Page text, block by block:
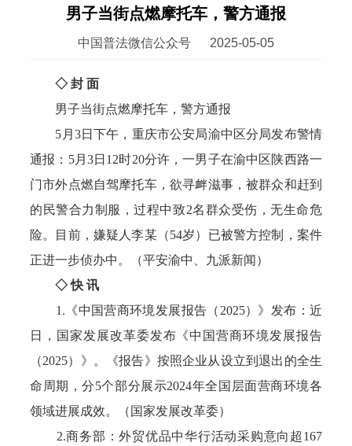
男子当街点燃摩托车，警方通报
中国普法微信公众号 2025-05-05
◇ 封 面
男子当街点燃摩托车，警方通报
5月3日下午，重庆市公安局渝中区分局发布警情
通报：5月3日12时20分许，一男子在渝中区陕西路一
门市外点燃自驾摩托车，欲寻衅滋事，被群众和赶到
的民警合力制服，过程中致2名群众受伤，无生命危
险。目前，嫌疑人李某（54岁）已被警方控制，案件
正进一步侦办中。（平安渝中、九派新闻）
◇ 快 讯
1.《中国营商环境发展报告（2025）》发布：近
日，国家发展改革委发布《中国营商环境发展报告
（2025）》。《报告》按照企业从设立到退出的全生
命周期，分5个部分展示2024年全国层面营商环境各
领域进展成效。（国家发展改革委）
2.商务部：外贸优品中华行活动采购意向超167